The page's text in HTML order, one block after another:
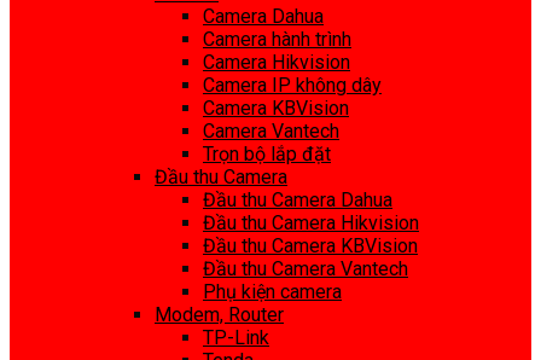
Camera Dahua
Camera hành trình
Camera Hikvision
Camera IP không dây
Camera KBVision
Camera Vantech
Trọn bộ lắp đặt
Đầu thu Camera
Đầu thu Camera Dahua
Đầu thu Camera Hikvision
Đầu thu Camera KBVision
Đầu thu Camera Vantech
Phụ kiện camera
Modem, Router
TP-Link